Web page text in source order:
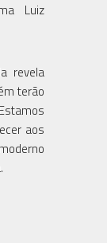
Luiz
revela
terão
aos